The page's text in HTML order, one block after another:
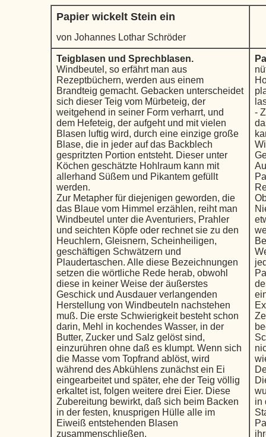
Papier wickelt Stein ein
von Johannes Lothar Schröder
Teigblasen und Sprechblasen.
Windbeutel, so erfährt man aus
Rezeptbüchern, werden aus einem
Brandteig gemacht. Gebacken unterscheidet
sich dieser Teig vom Mürbeteig, der
weitgehend in seiner Form verharrt, und
dem Hefeteig, der aufgeht und mit vielen
Blasen luftig wird, durch eine einzige große
Blase, die in jeder auf das Backblech
gespritzten Portion entsteht. Dieser unter
Köchen geschätzte Hohlraum kann mit
allerhand Süßem und Pikantem gefüllt
werden.
Zur Metapher für diejenigen geworden, die
das Blaue vom Himmel erzählen, reiht man
Windbeutel unter die Aventuriers, Prahler
und seichten Köpfe oder rechnet sie zu den
Heuchlern, Gleisnern, Scheinheiligen,
geschäftigen Schwätzern und
Plaudertaschen. Alle diese Bezeichnungen
setzen die wörtliche Rede herab, obwohl
diese in keiner Weise der äußerstes
Geschick und Ausdauer verlangenden
Herstellung von Windbeuteln nachstehen
muß. Die erste Schwierigkeit besteht schon
darin, Mehl in kochendes Wasser, in der
Butter, Zucker und Salz gelöst sind,
einzurühren ohne daß es klumpt. Wenn sich
die Masse vom Topfrand ablöst, wird
während des Abkühlens zunächst ein Ei
eingearbeitet und später, ehe der Teig völlig
erkaltet ist, folgen weitere drei Eier. Diese
Zubereitung bewirkt, daß sich beim Backen
in der festen, knusprigen Hülle alle im
Eiweiß entstehenden Blasen
zusammenschließen.
-
in